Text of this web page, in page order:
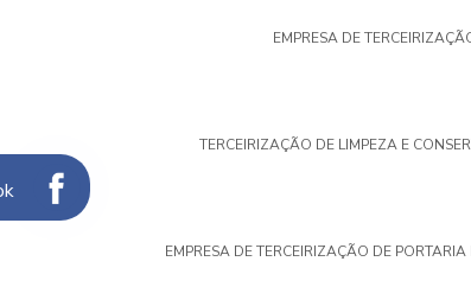
EMPRESA DE
TERCEIRIZAÇÃO DE LIMPEZA E
EMPRESA DE TERCEIRIZAÇÃO DE PORTARIA